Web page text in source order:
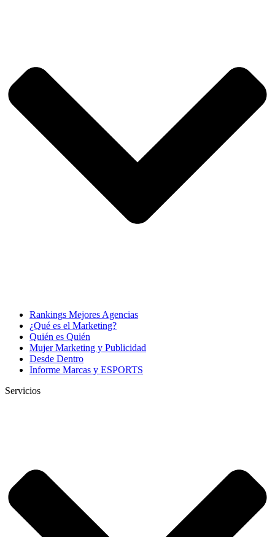
Rankings Mejores Agencias
¿Qué es el Marketing?
Quién es Quién
Mujer Marketing y Publicidad
Desde Dentro
Informe Marcas y ESPORTS
Servicios